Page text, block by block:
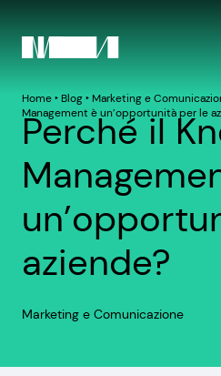
Home‣ Blog‣ Marketing e
Management è un’opportunità per le
Perché il
aziende?
Marketing e Comunicazione